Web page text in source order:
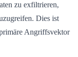
zu exfiltrieren,
Dies ist
Angriffsvektor